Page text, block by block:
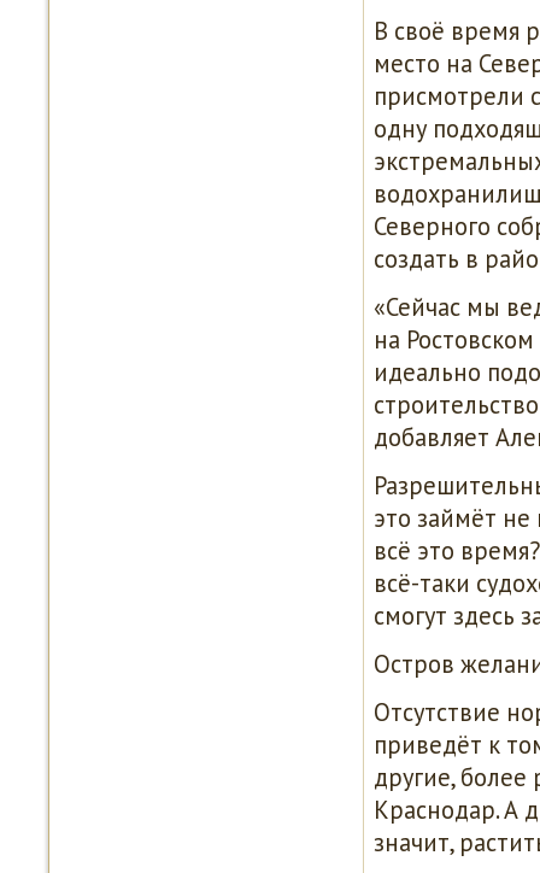
В своё время
место на
присмотрели
одну
Северного
создать в
«Сейчас мы
на
идеально
добавляет
это займёт
всё это
всё-таки
смогут здесь
Остров
Отсутствие
приведёт к
другие,
Краснодар. А
значит,